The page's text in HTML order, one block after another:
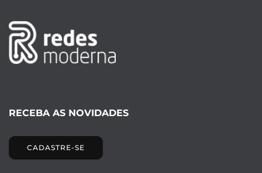
RECEBA AS NOVIDADES
CADASTRE-SE